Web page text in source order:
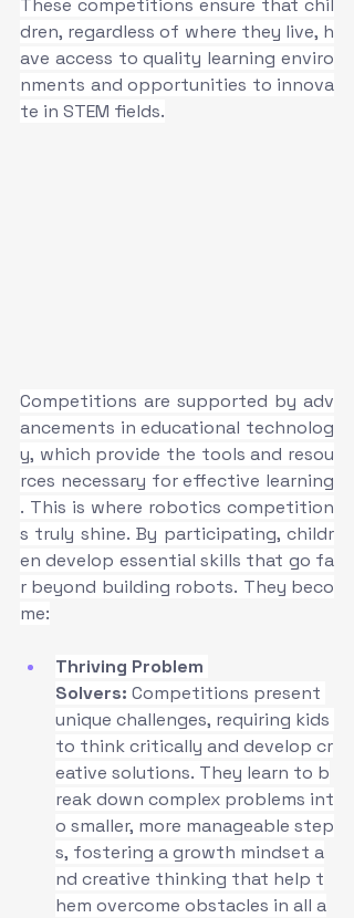
These competitions ensure that chil
dren, regardless of where they live, h
ave access to quality learning enviro
nments and opportunities to innova
te in STEM fields.
Competitions are supported by adv
ancements in educational technolog
y, which provide the tools and resou
rces necessary for effective learning
. This is where robotics competition
s truly shine. By participating, childr
en develop essential skills that go fa
r beyond building robots. They beco
me:
Thriving Problem
Solvers: Competitions present
unique challenges, requiring kids
to think critically and develop cr
eative solutions. They learn to b
reak down complex problems int
o smaller, more manageable step
s, fostering a growth mindset a
nd creative thinking that help t
hem overcome obstacles in all a